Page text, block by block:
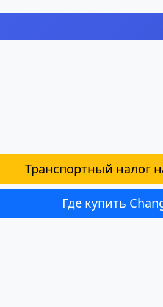
Транспортный налог
Где купить